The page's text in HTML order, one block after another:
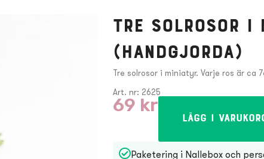
Tre solrosor i
(handgjorda)
Tre solrosor i miniatyr. Varje ros är ca
Art. nr: 2625
69 kr
Lägg i
Paketering i Nallebox och